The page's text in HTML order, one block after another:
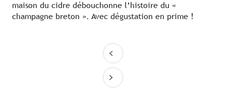
maison du cidre débouchonne l’histoire du «
champagne breton ». Avec dégustation en prime !